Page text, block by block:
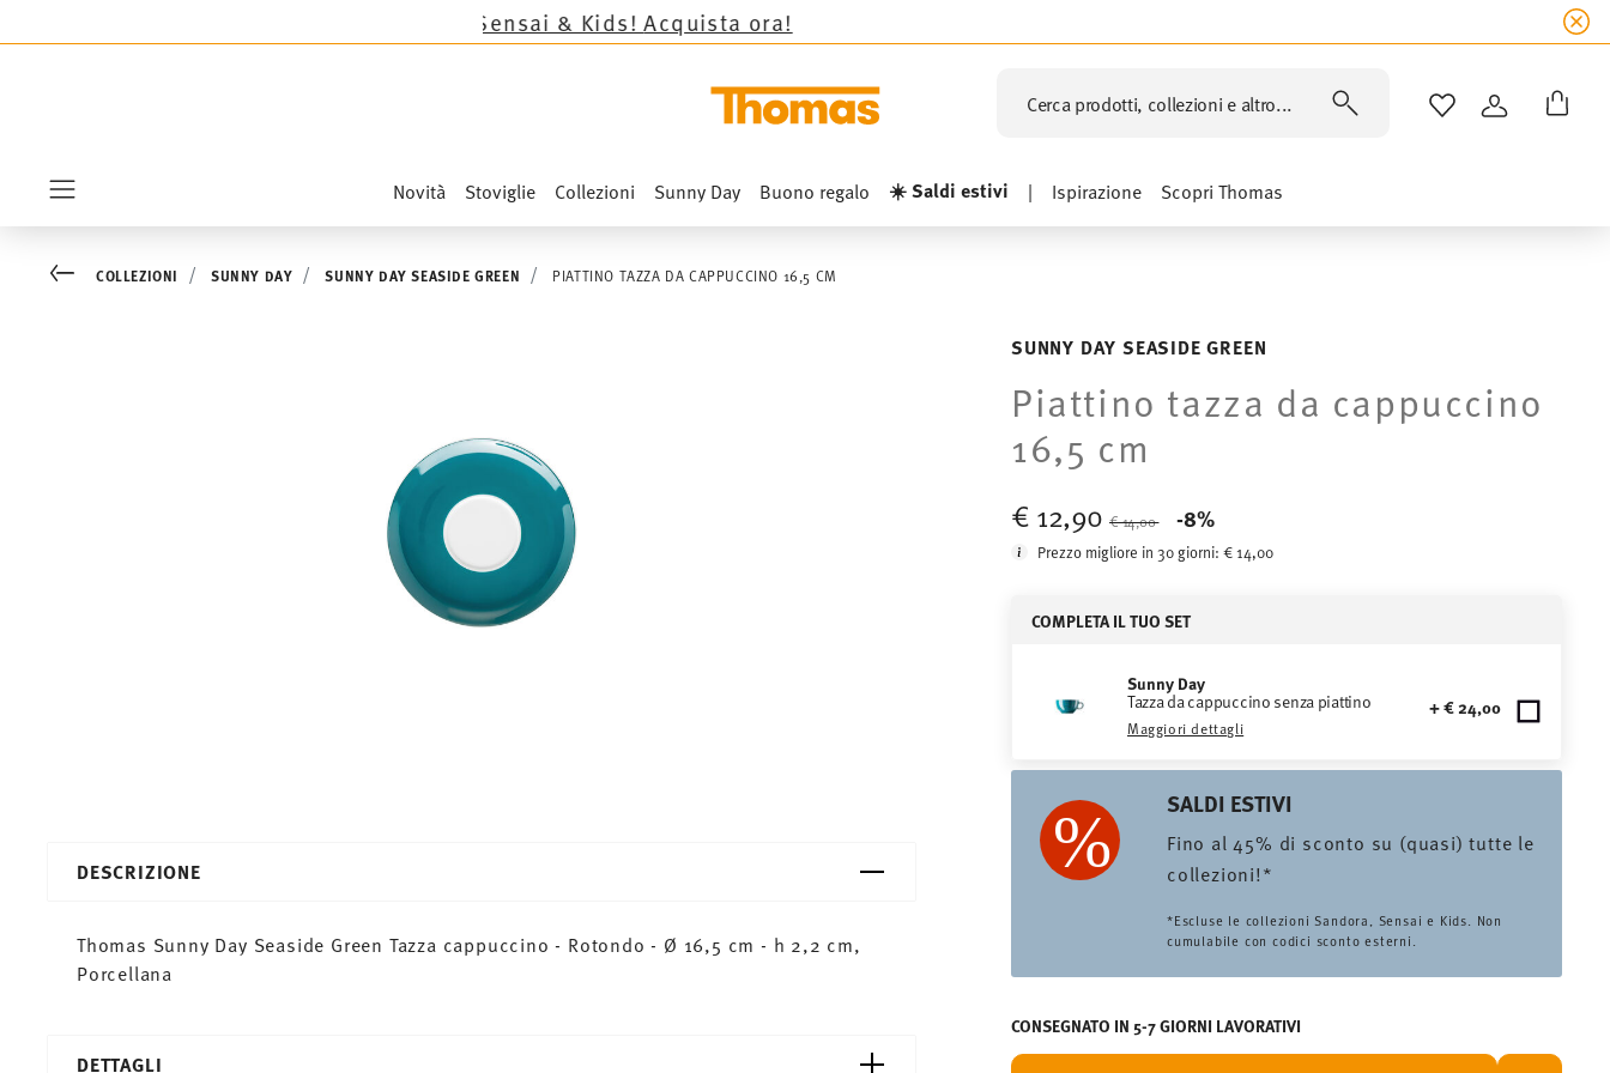
tranne le novità Sandora, Sensai & Kids!Acquista ora!
Cerca prodotti, collezioni e altro... LISTA DESIDERI
ACCEDI
Novità Stoviglie Collezioni Sunny Day Buono regalo ☀️ Saldi estivi | Ispirazione Scopri Thomas
SUNNY DAY SEASIDE GREEN
Piattino tazza da cappuccino
16,5 cm
€ 12,90€ 14,00
-8%
Prezzo migliore in 30 giorni:€ 14,00
COMPLETA IL TUO SET
Sunny Day
Tazza da cappuccino senza piattino
Maggiori dettagli
+ € 24,00
SALDI ESTIVI
Fino al 45% di sconto su (quasi) tutte le
collezioni!*
*Escluse le collezioni Sandora, Sensai e Kids. Non
cumulabile con codici sconto esterni.
CONSEGNATO IN 5-7 GIORNI LAVORATIVI
Go backCOLLEZIONI SUNNY DAY SUNNY DAY SEASIDE GREEN PIATTINO TAZZA DA CAPPUCCINO 16,5 CM
DESCRIZIONE
Thomas Sunny Day Seaside Green Tazza cappuccino - Rotondo - Ø 16,5 cm - h 2,2 cm,
Porcellana
DETTAGLI